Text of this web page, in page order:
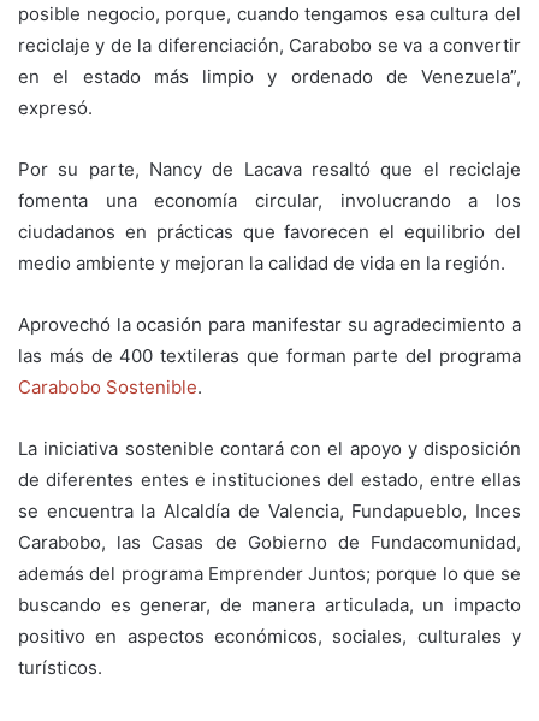
posible negocio, porque, cuando tengamos esa cultura del
reciclaje y de la diferenciación, Carabobo se va a convertir
en el estado más limpio y ordenado de Venezuela”,
expresó.
Por su parte, Nancy de Lacava resaltó que el reciclaje
fomenta una economía circular, involucrando a los
ciudadanos en prácticas que favorecen el equilibrio del
medio ambiente y mejoran la calidad de vida en la región.
Aprovechó la ocasión para manifestar su agradecimiento a
las más de 400 textileras que forman parte del programa
Carabobo Sostenible.
La iniciativa sostenible contará con el apoyo y disposición
de diferentes entes e instituciones del estado, entre ellas
se encuentra la Alcaldía de Valencia, Fundapueblo, Inces
Carabobo, las Casas de Gobierno de Fundacomunidad,
además del programa Emprender Juntos; porque lo que se
buscando es generar, de manera articulada, un impacto
positivo en aspectos económicos, sociales, culturales y
turísticos.